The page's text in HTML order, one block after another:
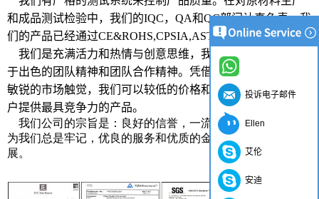
和成品测试检验中，我们的IQC，QA和QC部门认真负责。我
们的产品已经通过CE&ROHS,CPSIA,ASTM等证书。
我们是充满活力和热情与创意思维，我们的发展努力，由
于出色的团队精神和团队合作精神。凭借强大的供应网络和
敏锐的市场触觉，我们可以较低的价格和较高的品质，为客
户提供最具竞争力的产品。
我们公司的宗旨是：良好的信誉，一流的质量和服务，因
为我们总是牢记，优良的服务和优质的金额，以永恒的发
展。
投诉电子邮件
Ellen
艾伦
安迪